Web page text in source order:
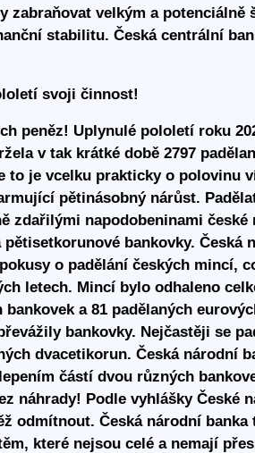
zabraňovat velkým a
stabilitu. Česká centrální
svoji činnost!
peněz! Uplynulé pololetí roku
v tak krátké době 2797
to je vcelku prakticky o polovinu
pětinásobný nárůst.
zdařilými napodobeninami
bankovky. Česká
o padělání českých mincí,
letech. Mincí bylo odhaleno
a 81 padělaných
bankovky. Nejčastěji se
dvacetikorun. Česká národní
částí dvou různých
náhrady! Podle vyhlášky České
odmítnout. Česká národní
které nejsou celé a nemají